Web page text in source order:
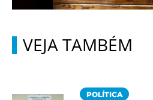
VEJA TAMBÉM
POLÍTICA